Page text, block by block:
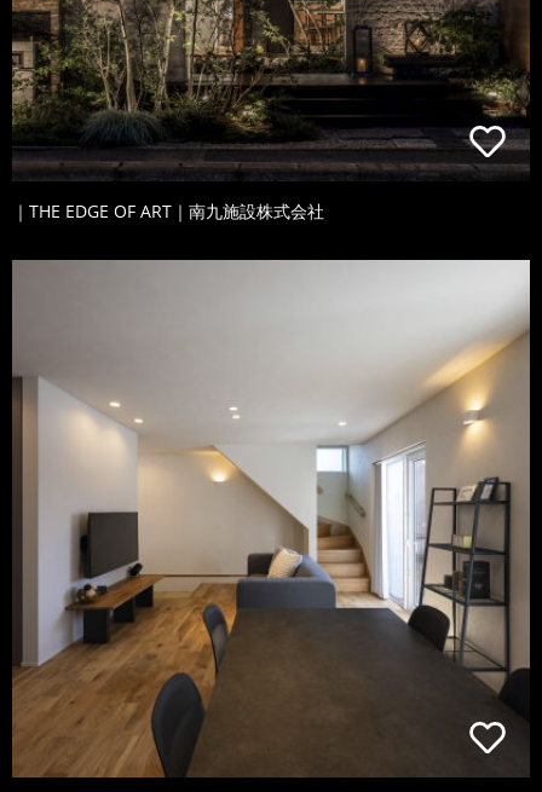
｜THE EDGE OF ART｜南九施設株式会社